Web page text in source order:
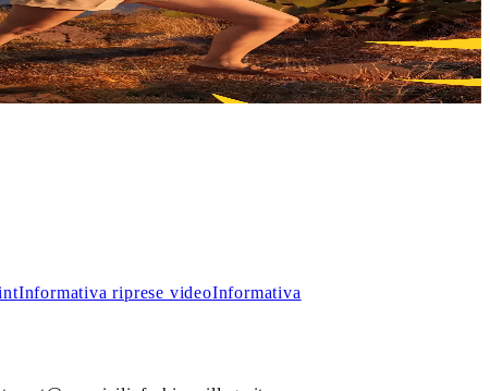
Informativa riprese videoInformativa